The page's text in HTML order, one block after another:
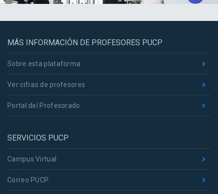
MÁS INFORMACIÓN DE PROFESORES PUCP
Sobre esta plataforma
Ver cifras de profesores
Portal del Profesorado
SERVICIOS PUCP
Campus Virtual
Correo PUCP